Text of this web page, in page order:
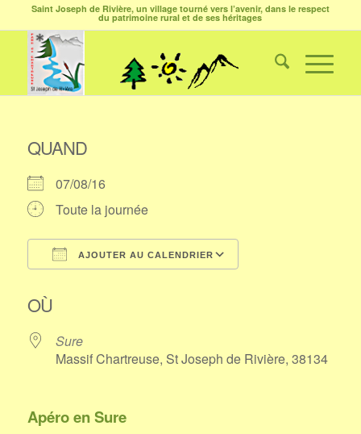
Saint Joseph de Rivière, un village tourné vers l’avenir, dans le respect
du patrimoine rural et de ses héritages
QUAND
07/08/16
Toute la journée
AJOUTER AU CALENDRIER
OÙ
Sure
Massif Chartreuse, St Joseph de Rivière, 38134
Apéro en Sure